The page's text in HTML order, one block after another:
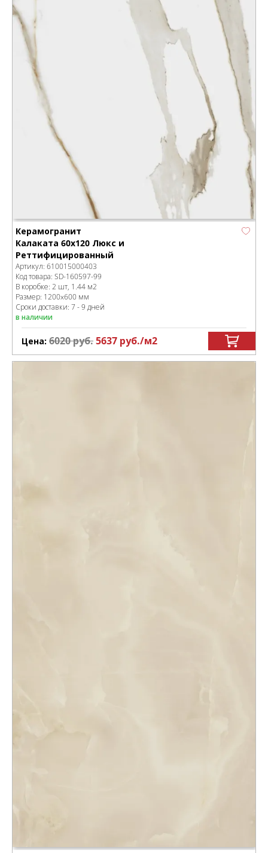
Керамогранит
Калаката 60x120 Люкс и
Реттифицированный
Артикул: 610015000403
Код товара: SD-160597-99
В коробке: 2 шт, 1.44 м2
Размер: 1200x600 мм
Сроки доставки: 7 - 9 дней
в наличии
Цена: 6020руб.5637 руб./м2